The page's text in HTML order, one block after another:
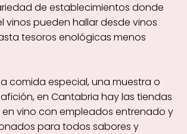
de establecimientos donde
vinos pueden hallar desde vinos
tesoros enológicas menos
comida especial, una muestra o
en Cantabria hay las tiendas
vino con empleados entrenado y
para todos sabores y